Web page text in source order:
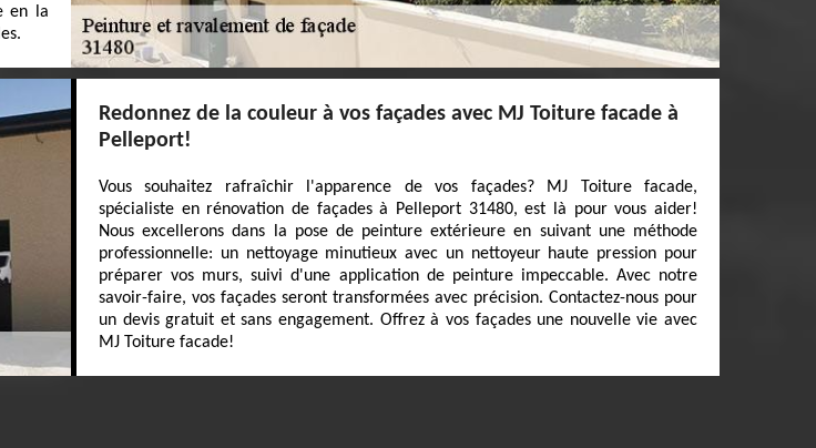
en la
Redonnez de la couleur à vos façades avec MJ Toiture facade à
Pelleport!
Vous souhaitez rafraîchir l'apparence de vos façades? MJ Toiture facade,
spécialiste en rénovation de façades à Pelleport 31480, est là pour vous aider!
Nous excellerons dans la pose de peinture extérieure en suivant une méthode
professionnelle: un nettoyage minutieux avec un nettoyeur haute pression pour
préparer vos murs, suivi d'une application de peinture impeccable. Avec notre
savoir-faire, vos façades seront transformées avec précision. Contactez-nous pour
un devis gratuit et sans engagement. Offrez à vos façades une nouvelle vie avec
MJ Toiture facade!